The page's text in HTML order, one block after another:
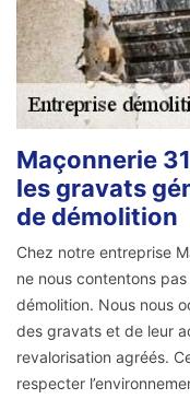
Maçonnerie
les gravats
de démolition
Chez notre entreprise
ne nous contentons
démolition. Nous nous
des gravats et de leur
revalorisation agréés.
respecter